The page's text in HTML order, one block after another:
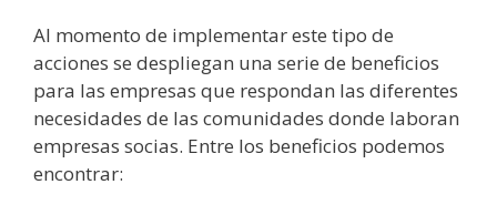
Al momento de implementar este tipo de
acciones se despliegan una serie de beneficios
para las empresas que respondan las diferentes
necesidades de las comunidades donde laboran
empresas socias. Entre los beneficios podemos
encontrar: